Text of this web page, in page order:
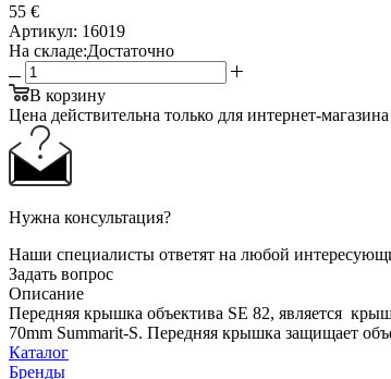
55 €
Артикул: 16019
На складе:Достаточно
В корзину
Цена действительна только для интернет-
Нужна консультация?
Наши специалисты ответят на любой
Задать вопрос
Описание
Передняя крышка объектива SE 82, является
70mm Summarit-S. Передняя крышка защищает
Каталог
Бренды